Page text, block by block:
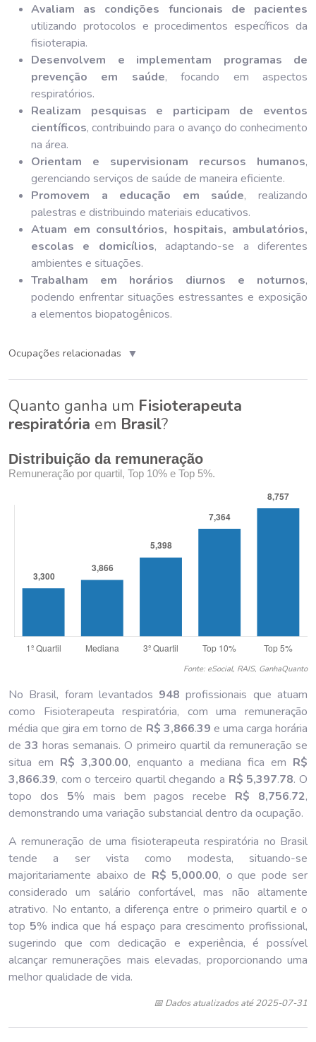
Avaliam as condições funcionais de pacientes
utilizando protocolos e procedimentos específicos da
fisioterapia.
Desenvolvem e implementam programas de
prevenção em saúde, focando em aspectos
respiratórios.
Realizam pesquisas e participam de eventos
científicos, contribuindo para o avanço do conhecimento
na área.
Orientam e supervisionam recursos humanos,
gerenciando serviços de saúde de maneira eficiente.
Promovem a educação em saúde, realizando
palestras e distribuindo materiais educativos.
Atuam em consultórios, hospitais, ambulatórios,
escolas e domicílios, adaptando-se a diferentes
ambientes e situações.
Trabalham em horários diurnos e noturnos,
podendo enfrentar situações estressantes e exposição
a elementos biopatogênicos.
Ocupações relacionadas ▼
Quanto ganha um Fisioterapeuta
respiratória em Brasil?
Distribuição da remuneração
Remuneração por quartil, Top 10% e Top 5%.
Fonte: eSocial, RAIS, GanhaQuanto
No Brasil, foram levantados 948 profissionais que atuam
como Fisioterapeuta respiratória, com uma remuneração
média que gira em torno de R$ 3,866.39 e uma carga horária
de33 horas semanais. O primeiro quartil da remuneração se
situa em R$ 3,300.00, enquanto a mediana fica em R$
3,866.39, com o terceiro quartil chegando a R$ 5,397.78. O
topo dos 5% mais bem pagos recebe R$ 8,756.72,
demonstrando uma variação substancial dentro da ocupação.
A remuneração de uma fisioterapeuta respiratória no Brasil
tende a ser vista como modesta, situando-se
majoritariamente abaixo de R$ 5,000.00, o que pode ser
considerado um salário confortável, mas não altamente
atrativo. No entanto, a diferença entre o primeiro quartil e o
top 5% indica que há espaço para crescimento profissional,
sugerindo que com dedicação e experiência, é possível
alcançar remunerações mais elevadas, proporcionando uma
melhor qualidade de vida.
📅 Dados atualizados até 2025-07-31